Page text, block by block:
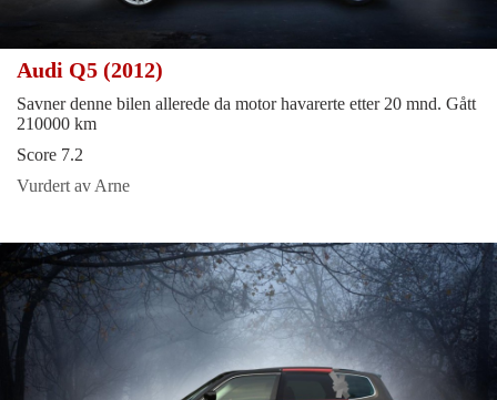
Audi Q5 (2012)
Savner denne bilen allerede da motor havarerte etter 20 mnd. Gått
210000 km
Score 7.2
Vurdert av Arne